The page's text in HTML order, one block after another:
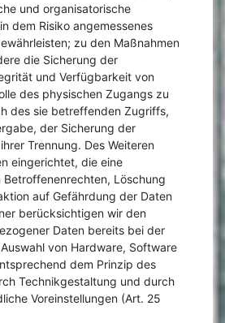
und organisatorische
dem Risiko angemessenes
zu den Maßnahmen
die Sicherung der
und Verfügbarkeit von
des physischen Zugangs zu
des sie betreffenden Zugriffs,
der Sicherung der
Trennung. Des Weiteren
eingerichtet, die eine
Betroffenenrechten, Löschung
auf Gefährdung der Daten
berücksichtigen wir den
Daten bereits bei der
von Hardware, Software
dem Prinzip des
Technikgestaltung und durch
Voreinstellungen (Art. 25